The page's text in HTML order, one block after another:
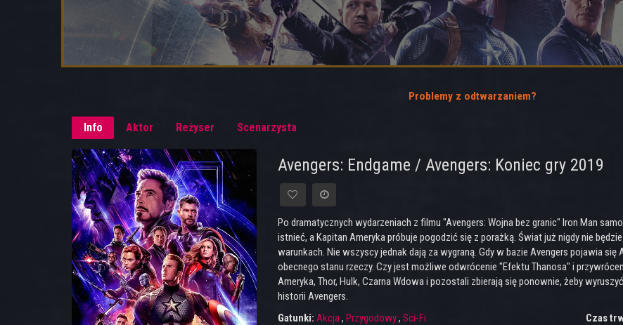
Problemy z odtwarzaniem?
Info Aktor Reżyser Scenarzysta
Avengers: Endgame / Avengers: Koniec gry 2019
Po dramatycznych wydarzeniach z filmu "Avengers: Wojna bez granic" Iron Man
istnieć, a Kapitan Ameryka próbuje pogodzić się z porażką. Świat już nigdy nie
warunkach. Nie wszyscy jednak dają za wygraną. Gdy w bazie Avengers pojawia
obecnego stanu rzeczy. Czy jest możliwe odwrócenie "Efektu Thanosa" i
Ameryka, Thor, Hulk, Czarna Wdowa i pozostali zbierają się ponownie, żeby
historii Avengers.
Gatunki: Akcja, Przygodowy, Sci-Fi
Czas